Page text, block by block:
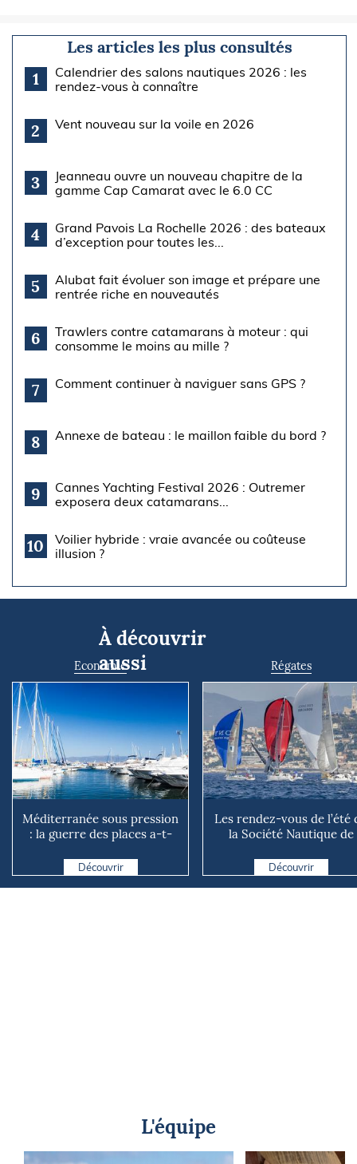
Les articles les plus consultés
1
Calendrier des salons nautiques 2026 : les
rendez-vous à connaître
2 Vent nouveau sur la voile en 2026
3
Jeanneau ouvre un nouveau chapitre de la
gamme Cap Camarat avec le 6.0 CC
4
Grand Pavois La Rochelle 2026 : des bateaux
d’exception pour toutes les...
5
Alubat fait évoluer son image et prépare une
rentrée riche en nouveautés
6
Trawlers contre catamarans à moteur : qui
consomme le moins au mille ?
7 Comment continuer à naviguer sans GPS ?
8 Annexe de bateau : le maillon faible du bord ?
9
Cannes Yachting Festival 2026 : Outremer
exposera deux catamarans...
10
Voilier hybride : vraie avancée ou coûteuse
illusion ?
À découvrir
aussi
Economie
Méditerranée sous pression
: la guerre des places a-t-
Découvrir
Régates
Les rendez-vous de l’été
la Société Nautique de
Découvrir
L'équipe